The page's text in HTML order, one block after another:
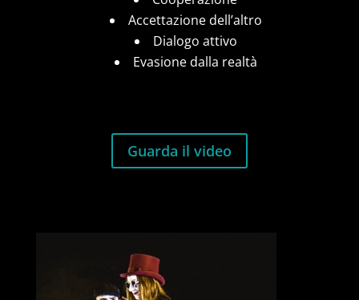
Accettazione dell’altro
Dialogo attivo
Evasione dalla realtà
Guarda il video